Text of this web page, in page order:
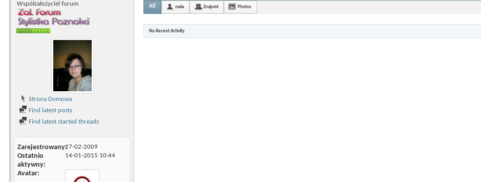
Współzałożyciel forum
Strona Domowa
Find latest posts
Find latest started threads
Zarejestrowany27-02-2009
Ostatnio
aktywny
14-01-2015 10:44
Avatar
All mala Znajomi Photos
No Recent Activity